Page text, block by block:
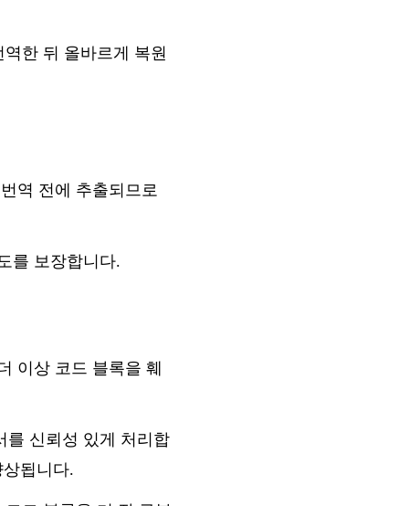
한 뒤 올바르게 복원
역 전에 추출되므로
를 보장합니다.
이상 코드 블록을 훼
를 신뢰성 있게 처리합
됩니다.